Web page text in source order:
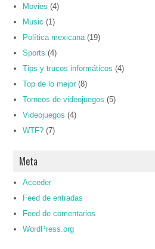
Movies (4)
Music (1)
Política mexicana (19)
Sports (4)
Tips y trucos informáticos (4)
Top de lo mejor (8)
Torneos de videojuegos (5)
Videojuegos (4)
WTF? (7)
Meta
Acceder
Feed de entradas
Feed de comentarios
WordPress.org